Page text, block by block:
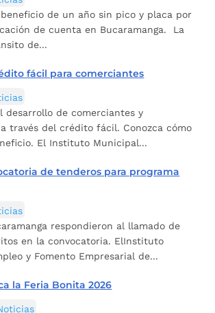
de un año sin pico y placa por
de cuenta en Bucaramanga. La
de...
fácil para comerciantes
desarrollo de comerciantes y
través del crédito fácil. Conozca cómo
El Instituto Municipal...
de tenderos para programa
respondieron al llamado de
en la convocatoria. ElInstituto
y Fomento Empresarial de...
la Feria Bonita 2026